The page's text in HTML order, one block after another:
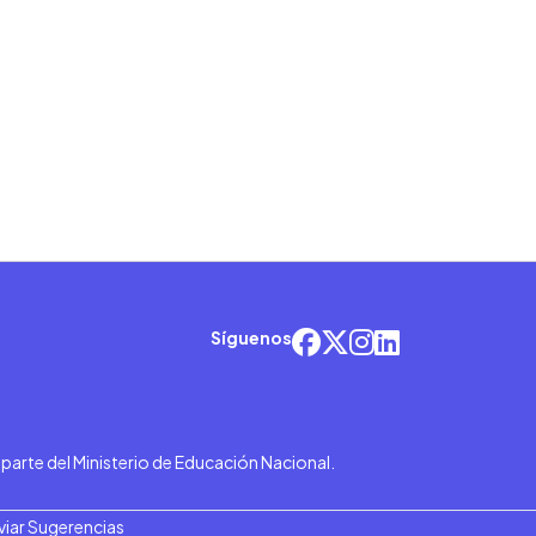
Síguenos
del Ministerio de Educación Nacional.
Sugerencias